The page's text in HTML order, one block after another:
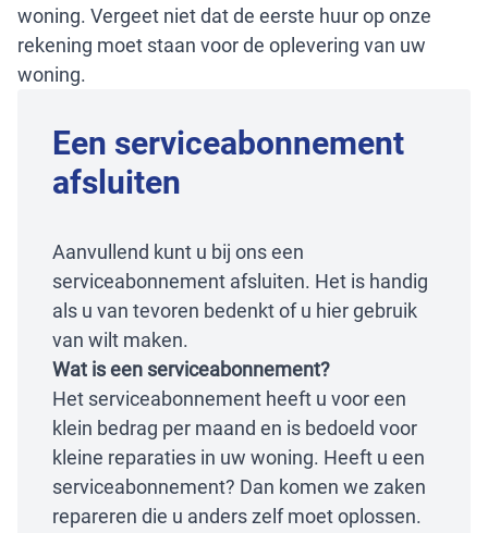
woning. Vergeet niet dat de eerste huur op onze
rekening moet staan voor de oplevering van uw
woning.
Een serviceabonnement
afsluiten
Aanvullend kunt u bij ons een
serviceabonnement afsluiten. Het is handig
als u van tevoren bedenkt of u hier gebruik
van wilt maken.
Wat is een serviceabonnement?
Het serviceabonnement heeft u voor een
klein bedrag per maand en is bedoeld voor
kleine reparaties in uw woning. Heeft u een
serviceabonnement? Dan komen we zaken
repareren die u anders zelf moet oplossen.